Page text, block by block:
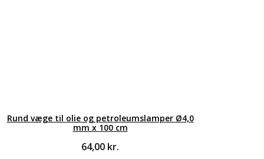
Rund væge til olie og petroleumslamper Ø4,0
mm x 100 cm
64,00 kr.